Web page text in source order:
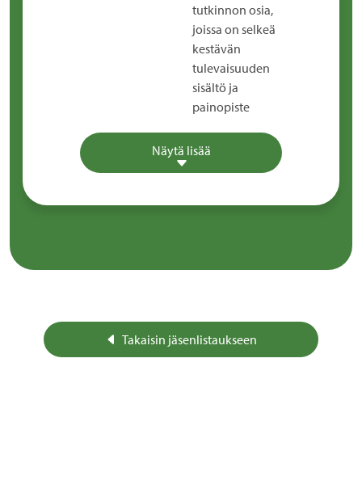
tutkinnon osia,
joissa on selkeä
kestävän
tulevaisuuden
sisältö ja
painopiste
Näytä lisää
Takaisin jäsenlistaukseen